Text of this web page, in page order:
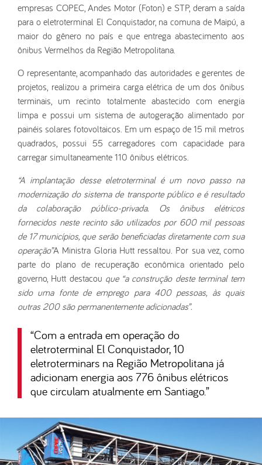
empresas COPEC, Andes Motor (Foton) e STP, deram a saída
para o eletroterminal El Conquistador, na comuna de Maipú, a
maior do gênero no país e que entrega abastecimento aos
ônibus Vermelhos da Região Metropolitana.
O representante, acompanhado das autoridades e gerentes de
projetos, realizou a primeira carga elétrica de um dos ônibus
terminais, um recinto totalmente abastecido com energia
limpa e possui um sistema de autogeração alimentado por
painéis solares fotovoltaicos. Em um espaço de 15 mil metros
quadrados, possui 55 carregadores com capacidade para
carregar simultaneamente 110 ônibus elétricos.
“A implantação desse eletroterminal é um novo passo na
modernização do sistema de transporte público e é resultado
da colaboração público-privada. Os ônibus elétricos
fornecidos neste recinto são utilizados por 600 mil pessoas
de 17 municípios, que serão beneficiadas diretamente com sua
operação”A Ministra Gloria Hutt ressaltou. Por sua vez, como
parte do plano de recuperação econômica orientado pelo
governo, Hutt destacou que “a construção deste terminal tem
sido uma fonte de emprego para 400 pessoas, às quais
outras 200 são permanentemente adicionadas”.
“Com a entrada em operação do
eletroterminal El Conquistador, 10
eletroterminars na Região Metropolitana já
adicionam energia aos 776 ônibus elétricos
que circulam atualmente em Santiago.”